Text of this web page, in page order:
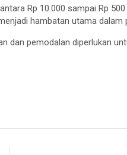
Rp 10.000 sampai Rp
hambatan utama dalam
dan pemodalan diperlukan